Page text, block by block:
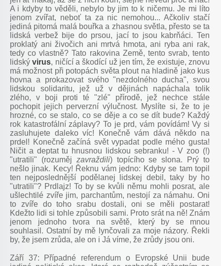
A i kdyby to věděli, nebylo by jim to k ničemu. Je mi líto
jenom zvířat, neboť ta za nic nemohou... Ačkoliv stačí
jediná pitomá malá bouřka a zhasnou světla, přesto se ta
lidská verbež bije do prsou, jací to jsou kabrňáci. Ten
proklatý ani živočich ani mrtvá hmota, ani ryba ani rak,
tedy co vlastně? Tato rakovina Země, tento svrab, tento
lidskývirus, ničící a škodící už jen tím, že existuje, znovu
má možnost při potopách světa plout na hladině jako kus
hovna a prokazovat svého "nezdolného ducha", svou
lidskou solidaritu, jež už v dějinách napáchala tolik
zlého, v boji proti té "zlé" přírodě, jež nechce stále
pochopit jejich perverzní výlučnost. Myslíte si, že to je
hrozné, co se stalo, co se děje a co se dít bude? Každý
rok katastrofální záplavy? To je prd, vám povídám! Vy si
zasluhujete daleko víc! Konečně vám dává někdo na
prdel! Konečně začíná svět vypadat podle mého gusta!
Ničit a deptat tu hnusnou lidskou sebranku! - V zoo (!)
"utratili" (rozuměj zavraždili) topícího se slona. Prý to
nešlo jinak. Kecy! Řeknu vám jedno: Kdyby se tam topil
ten nejposlednější podělanej lidskej debil, taky by ho
"utratili"? Prdlajz! To by se kvůli němu mohli posrat, ale
ušlechtilé zvíře jim, parchantům, nestojí za námahu. Oni
to zvíře do toho srabu dostali, oni se měli postarat!
Kdežto lidi si tohle způsobili sami. Proto srát na ně! Znám
jenom jednoho tvora na světě, který by se mnou
souhlasil. Ostatní by mě lynčovali za moje názory. Řekli
by, že jsem zrůda, ale on i Já víme, že zrůdy jsou oni.
Září 37: Případné referendum o Evropské Unii bude